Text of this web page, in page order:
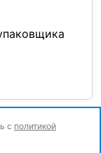
с политикой